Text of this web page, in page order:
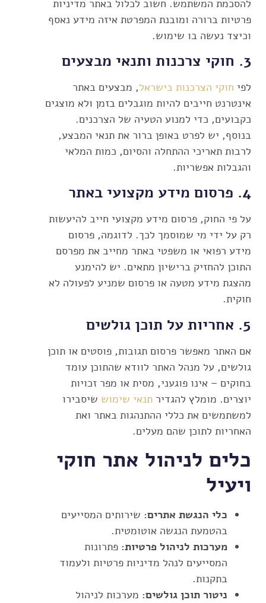
להסכמת המשתמש. חשוב לכלול באתר מדיניות
פרטיות ברורה ומובנת המפרטת איזה מידע נאסף
וכיצד נעשה בו שימוש.
3. חוקי צרכנות ותנאי מבצעים
לפי חוקי הצרכנות בישראל, מבצעים באתר
אינטרנט חייבים להיות מוגבלים בזמן ולא מוצגים
כקבועים, כדי למנוע הטעיה של הצרכנים.
בנוסף, יש לפרט באופן ברור את תנאי המבצע,
לרבות תאריכי ההתחלה והסיום, כמות המלאי
והגבלות אפשריות.
4. פרסום מידע מקצועי באתר
על פי החוק, פרסום מידע מקצועי חייב להיעשות
רק על ידי מי שמוסמך לכך. לדוגמה, פרסום
מידע רפואי או משפטי באתר מחייב את מפרסם
התוכן להחזיק ברישיון מתאים. יש להימנע
מהצגת מידע מטעה או פרסום שמניע לפעולה לא
חוקית.
5. אחריות על תוכן גולשים
אם האתר מאפשר פרסום תגובות, פוסטים או תוכן
גולשים, על מנהל האתר לוודא שהתוכן עומד
בחוקים – אינו פוגעני, מסית או מפר זכויות
יוצרים. מומלץ להגדיר תנאי שימוש שיסבירו
למשתמשים את כללי ההתנהגות באתר ואת
האחריות לתוכן שהם מעלים.
כלים לניהול אתר חוקי
ויעיל
כלי הנגשת אתרים: שירותים המסייעים
בהטמעת הנגשה אוטומטית.
מערכות לניהול פרטיות: פתרונות
המסייעים לנהל מדיניות פרטיות ולעמוד
בתקנות.
ניטור תוכן גולשים: מערכות לניהול